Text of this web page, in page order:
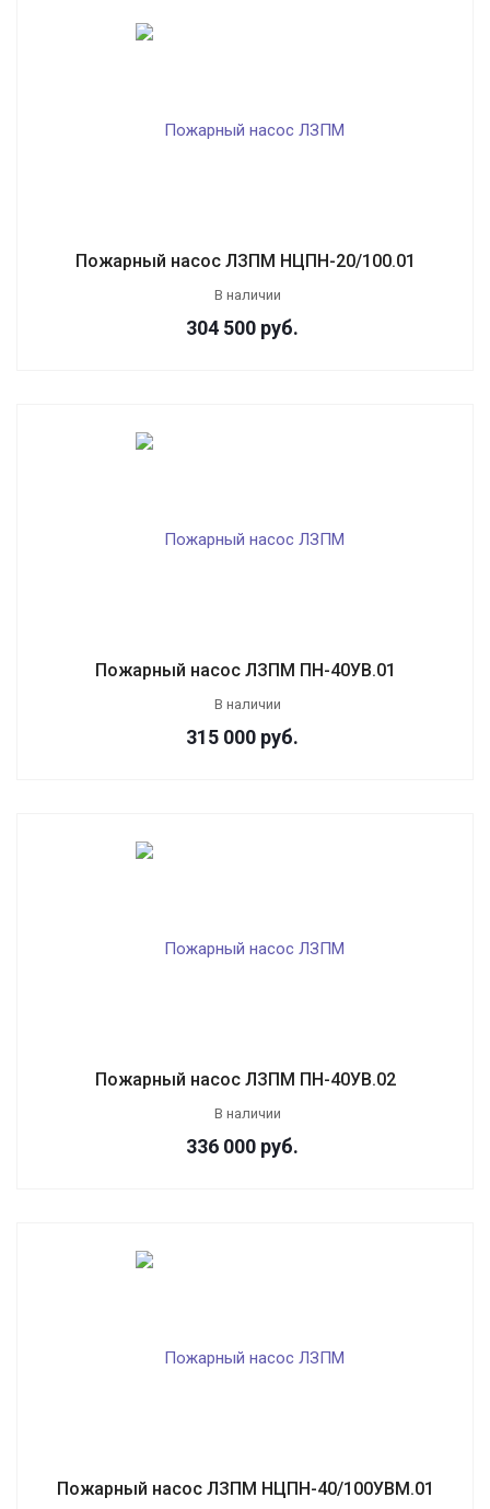
Пожарный насос ЛЗПМ НЦПН-20/100.01
В наличии
304 500 руб.
Пожарный насос ЛЗПМ ПН-40УВ.01
В наличии
315 000 руб.
Пожарный насос ЛЗПМ ПН-40УВ.02
В наличии
336 000 руб.
Пожарный насос ЛЗПМ НЦПН-40/100УВМ.01